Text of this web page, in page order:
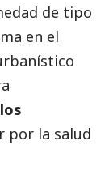
de tipo
en el
por la salud